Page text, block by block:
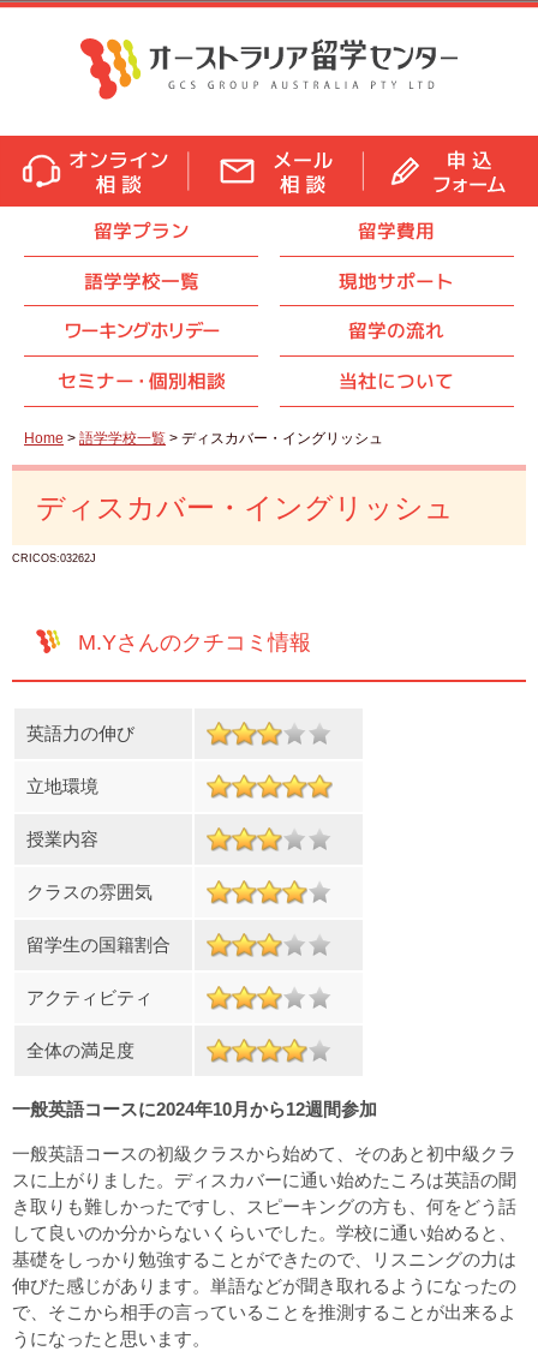
留学プラン
留学費用
語学学校一覧
現地サポート
ワーキングホリデー
留学の流れ
セミナー・ 個別相談 当社について
Home > 語学学校一覧 > ディスカバー・イングリッシュ
ディスカバー・イングリッシュ
CRICOS:03262J
M.Yさんのクチコミ情報
英語力の伸び
立地環境
授業内容
クラスの雰囲気
留学生の国籍割合
アクティビティ
全体の満足度
一般英語コースに2024年10月から12週間参加
一般英語コースの初級クラスから始めて、そのあと初中級クラ
スに上がりました。ディスカバーに通い始めたころは英語の聞
き取りも難しかったですし、スピーキングの方も、何をどう話
して良いのか分からないくらいでした。学校に通い始めると、
基礎をしっかり勉強することができたので、リスニングの力は
伸びた感じがあります。単語などが聞き取れるようになったの
で、そこから相手の言っていることを推測することが出来るよ
うになったと思います。